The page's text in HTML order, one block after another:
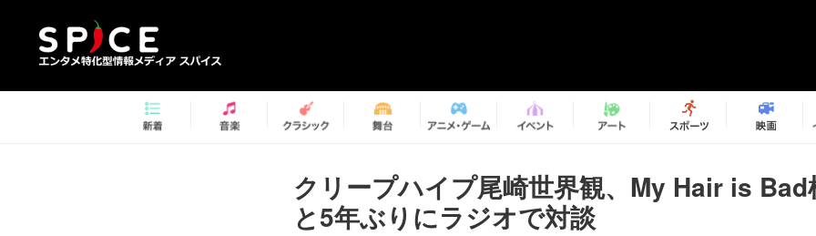
クリープハイプ尾崎世界観、My Hair is Bad
と5年ぶりにラジオで対談